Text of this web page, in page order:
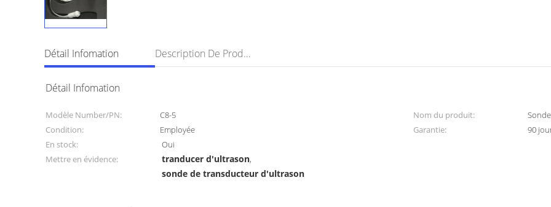
Détail Infomation Description De Produit
Détail Infomation
Modèle Number/PN: C8-5 Nom du produit:
Condition:
Employée Garantie:
90
En stock:
Oui
Mettre en évidence:
tranducer d'ultrason,
sonde de transducteur d'ultrason